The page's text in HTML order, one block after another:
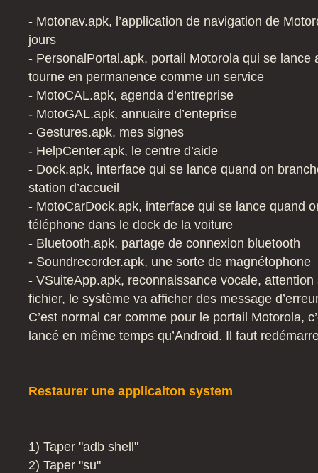
- Motonav.apk, l’application de navigation de
jours
- PersonalPortal.apk, portail Motorola qui se lance
tourne en permanence comme un service
- MotoCAL.apk, agenda d’entreprise
- MotoGAL.apk, annuaire d’enteprise
- Gestures.apk, mes signes
- HelpCenter.apk, le centre d’aide
- Dock.apk, interface qui se lance quand on
station d’accueil
- MotoCarDock.apk, interface qui se lance quand
téléphone dans le dock de la voiture
- Bluetooth.apk, partage de connexion bluetooth
- Soundrecorder.apk, une sorte de magnétophone
- VSuiteApp.apk, reconnaissance vocale,
fichier, le système va afficher des message
C’est normal car comme pour le portail Motorola,
lancé en même temps qu’Android. Il faut
Restaurer une applicaiton system
1) Taper "adb shell"
2) Taper "su"